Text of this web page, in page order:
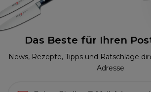
Das Beste für Ihren
News, Rezepte, Tipps und Ratschläge
Adresse